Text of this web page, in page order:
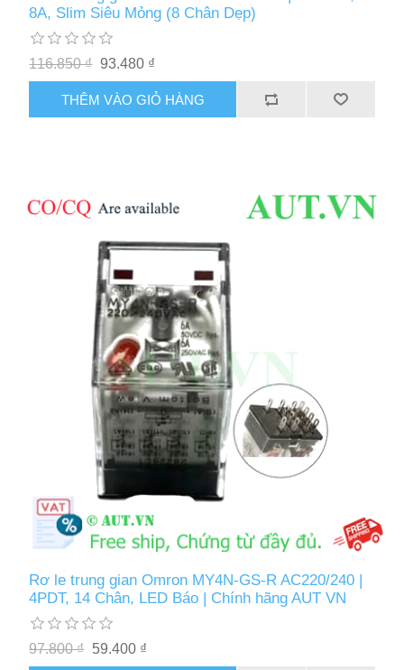
8A, Slim Siêu Mỏng (8 Chân Dẹp)
116.850 ₫ 93.480 ₫
THÊM VÀO GIỎ HÀNG
Rơ le trung gian Omron MY4N-GS-R AC220/240 |
4PDT, 14 Chân, LED Báo | Chính hãng AUT VN
97.800 ₫ 59.400 ₫